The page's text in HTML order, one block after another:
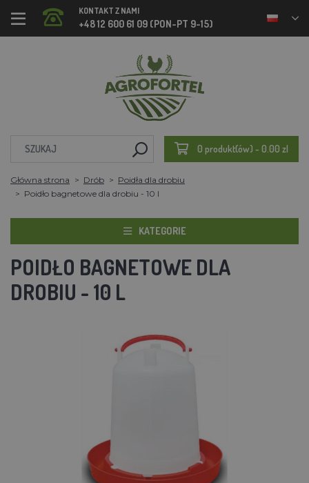
KONTAKT Z NAMI
+48 12 600 61 09 (PON-PT 9-15)
0 produkt(ów) - 0.00 zl
Główna strona Drób
Poidła dla drobiu
Poidło bagnetowe dla drobiu - 10 l
KATEGORIE
POIDŁO BAGNETOWE DLA
DROBIU - 10 L